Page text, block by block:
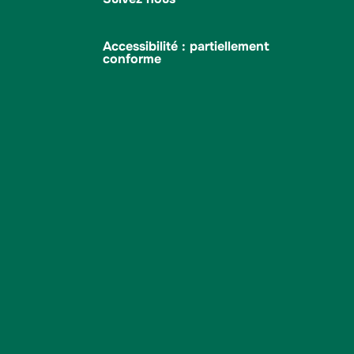
Accessibilité : partiellement
conforme